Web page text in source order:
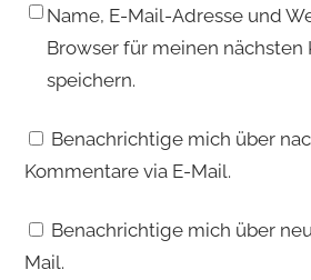
Name, E-Mail-Adresse und
Browser für meinen nächsten
speichern.
Benachrichtige mich über
Kommentare via E-Mail.
Benachrichtige mich über
Mail.